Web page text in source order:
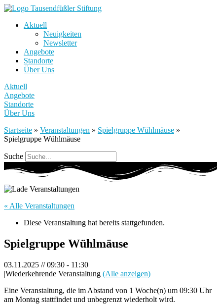
Aktuell
Neuigkeiten
Newsletter
Angebote
Standorte
Über Uns
Aktuell
Angebote
Standorte
Über Uns
Startseite » Veranstaltungen » Spielgruppe Wühlmäuse »
Spielgruppe Wühlmäuse
Suche
« Alle Veranstaltungen
Diese Veranstaltung hat bereits stattgefunden.
Spielgruppe Wühlmäuse
03.11.2025 // 09:30 - 11:30
|Wiederkehrende Veranstaltung (Alle anzeigen)
Eine Veranstaltung, die im Abstand von 1 Woche(n) um 09:30 Uhr
am Montag stattfindet und unbegrenzt wiederholt wird.